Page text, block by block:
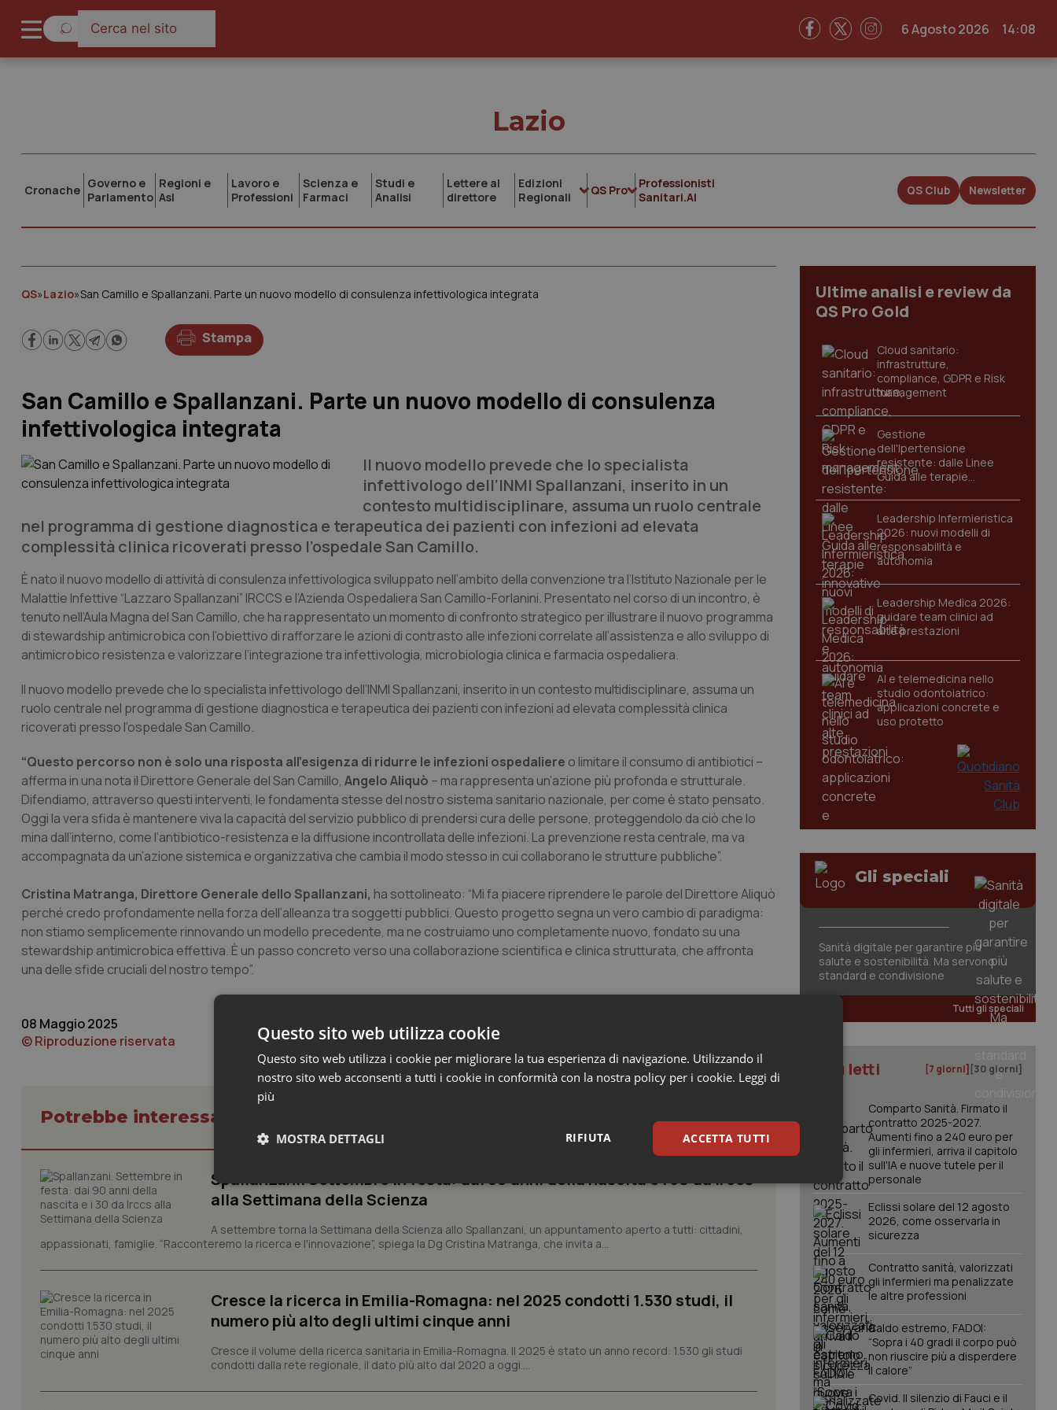
6 Agosto 2026 14:08
Lazio
Cronache Governo e
Parlamento
Regioni e
Asl
Lavoro e
Professioni
Scienza e
Farmaci
Studi e
Analisi
Lettere al
direttore
Edizioni
Regionali
QS Pro
Professionisti
Sanitari.AI
QS Club Newsletter
QS»Lazio»San Camillo e Spallanzani. Parte un nuovo modello di consulenza infettivologica integrata
Stampa
San Camillo e Spallanzani. Parte un nuovo modello di consulenza
infettivologica integrata
Il nuovo modello prevede che lo specialista
infettivologo dell’INMI Spallanzani, inserito in un
contesto multidisciplinare, assuma un ruolo centrale
nel programma di gestione diagnostica e terapeutica dei pazienti con infezioni ad elevata
complessità clinica ricoverati presso l’ospedale San Camillo.
È nato il nuovo modello di attività di consulenza infettivologica sviluppato nell’ambito della convenzione tra l’Istituto Nazionale per le
Malattie Infettive “Lazzaro Spallanzani” IRCCS e l’Azienda Ospedaliera San Camillo-Forlanini. Presentato nel corso di un incontro, è
tenuto nell’Aula Magna del San Camillo, che ha rappresentato un momento di confronto strategico per illustrare il nuovo programma
di stewardship antimicrobica con l’obiettivo di rafforzare le azioni di contrasto alle infezioni correlate all’assistenza e allo sviluppo di
antimicrobico resistenza e valorizzare l’integrazione tra infettivologia, microbiologia clinica e farmacia ospedaliera.
Il nuovo modello prevede che lo specialista infettivologo dell’INMI Spallanzani, inserito in un contesto multidisciplinare, assuma un
ruolo centrale nel programma di gestione diagnostica e terapeutica dei pazienti con infezioni ad elevata complessità clinica
ricoverati presso l’ospedale San Camillo.
“Questo percorso non è solo una risposta all’esigenza di ridurre le infezioni ospedaliere o limitare il consumo di antibiotici –
afferma in una nota il Direttore Generale del San Camillo, Angelo Aliquò – ma rappresenta un’azione più profonda e strutturale.
Difendiamo, attraverso questi interventi, le fondamenta stesse del nostro sistema sanitario nazionale, per come è stato pensato.
Oggi la vera sfida è mantenere viva la capacità del servizio pubblico di prendersi cura delle persone, proteggendolo da ciò che lo
mina dall’interno, come l’antibiotico-resistenza e la diffusione incontrollata delle infezioni. La prevenzione resta centrale, ma va
accompagnata da un’azione sistemica e organizzativa che cambia il modo stesso in cui collaborano le strutture pubbliche”.
Cristina Matranga, Direttore Generale dello Spallanzani, ha sottolineato: “Mi fa piacere riprendere le parole del Direttore Aliquò
perché credo profondamente nella forza dell’alleanza tra soggetti pubblici. Questo progetto segna un vero cambio di paradigma:
non stiamo semplicemente rinnovando un modello precedente, ma ne costruiamo uno completamente nuovo, fondato su una
stewardship antimicrobica effettiva. È un passo concreto verso una collaborazione scientifica e clinica strutturata, che affronta
una delle sfide cruciali del nostro tempo”.
08 Maggio 2025
© Riproduzione riservata
Potrebbe interessarti in Lazio
Spallanzani. Settembre in festa: dai 90 anni della nascita e i 30 da Irccs
alla Settimana della Scienza
A settembre torna la Settimana della Scienza allo Spallanzani, un appuntamento aperto a tutti: cittadini,
appassionati, famiglie. “Racconteremo la ricerca e l'innovazione”, spiega la Dg Cristina Matranga, che invita a...
Cresce la ricerca in Emilia-Romagna: nel 2025 condotti 1.530 studi, il
numero più alto degli ultimi cinque anni
Cresce il volume della ricerca sanitaria in Emilia-Romagna. Il 2025 è stato un anno record: 1.530 gli studi
condotti dalla rete regionale, il dato più alto dal 2020 a oggi....
Ultime analisi e review da
QS Pro Gold
Cloud sanitario:
infrastrutture,
compliance, GDPR e Risk
management
Gestione
dell'Ipertensione
resistente: dalle Linee
Guida alle terapie
innovative
Leadership Infermieristica
2026: nuovi modelli di
responsabilità e
autonomia
Leadership Medica 2026:
guidare team clinici ad
alte prestazioni
AI e telemedicina nello
studio odontoiatrico:
applicazioni concrete e
uso protetto
Gli speciali
Sanità digitale per garantire più
salute e sostenibilità. Ma servono
standard e condivisione
Tutti gli speciali
I più letti [7 giorni] [30 giorni]
Comparto Sanità. Firmato il
contratto 2025-2027.
Aumenti fino a 240 euro per
gli infermieri, arriva il capitolo
sull'IA e nuove tutele per il
personale
Eclissi solare del 12 agosto
2026, come osservarla in
sicurezza
Contratto sanità, valorizzati
gli infermieri ma penalizzate
le altre professioni
Caldo estremo, FADOI:
“Sopra i 40 gradi il corpo può
non riuscire più a disperdere
il calore”
Covid. Il silenzio di Fauci e il
Questo sito web utilizza cookie
Questo sito web utilizza i cookie per migliorare la tua esperienza di navigazione. Utilizzando il
nostro sito web acconsenti a tutti i cookie in conformità con la nostra policy per i cookie. Leggi di
più
ACCETTA TUTTI
RIFIUTA
MOSTRA DETTAGLI
Necessari Statistici Marketing
Necessari Statistici Marketing
I cookie necessari contribuiscono a rendere fruibile il sito web abilitandone funzionalità di base quali la navigazione sulle pagine
Nome
Fornitore/Dominio Scadenza
settimane
scelte di consenso e privacy dell'utente per la loro